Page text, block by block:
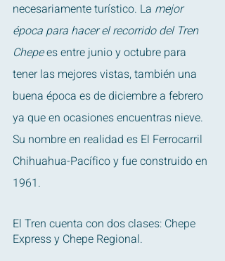
necesariamente turístico. La mejor
época para hacer el recorrido del Tren
Chepe es entre junio y octubre para
tener las mejores vistas, también una
buena época es de diciembre a febrero
ya que en ocasiones encuentras nieve.
Su nombre en realidad es El Ferrocarril
Chihuahua-Pacífico y fue construido en
1961.
El Tren cuenta con dos clases: Chepe
Express y Chepe Regional.